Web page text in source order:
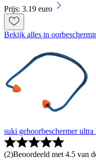
Prijs: 3.19 euro
Bekijk alles in
suki gehoorbeschermer
(2)Beoordeeld met 4.5 van